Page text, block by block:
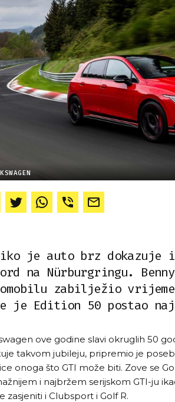
je auto brz dokazuje
na Nürburgringu.
zabilježio
je Edition 50 postao
ove godine slavi okruglih 50
takvom jubileju, pripremio je
onoga što GTI može biti. Zove se
i najbržem serijskom GTI-ju
zasjeniti i Clubsport i Golf R.